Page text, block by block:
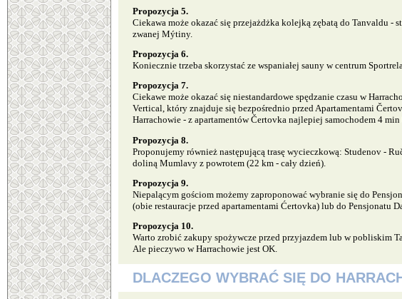
Propozycja 5.
Ciekawa może okazać się przejażdżka kolejką zębatą do Tanvaldu
zwanej Mýtiny.
Propozycja 6.
Koniecznie trzeba skorzystać ze wspaniałej sauny w centrum
Propozycja 7.
Ciekawe może okazać się niestandardowe spędzanie czasu w
Vertical, który znajduje się bezpośrednio przed Apartamentami
Harrachowie - z apartamentów Čertovka najlepiej samochodem 4
Propozycja 8.
Proponujemy również następującą trasę wycieczkową: Studenov -
doliną Mumlavy z powrotem (22 km - cały dzień).
Propozycja 9.
Niepalącym gościom możemy zaproponować wybranie się do
(obie restauracje przed apartamentami Ćertovka) lub do Pensjonatu
Propozycja 10.
Warto zrobić zakupy spożywcze przed przyjazdem lub w pobliskim
Ale pieczywo w Harrachowie jest OK.
DLACZEGO WYBRAĆ SIĘ DO